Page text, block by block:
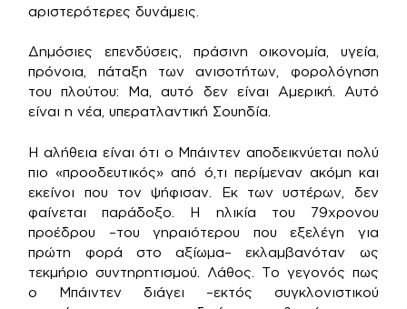
αριστερότερες δυνάμεις.
Δημόσιες επενδύσεις, πράσινη οικονομία, υγεία,
πρόνοια, πάταξη των ανισοτήτων, φορολόγηση
του πλούτου: Μα, αυτό δεν είναι Αμερική. Αυτό
είναι η νέα, υπερατλαντική Σουηδία.
Η αλήθεια είναι ότι ο Μπάιντεν αποδεικνύεται πολύ
πιο «προοδευτικός» από ό,τι περίμεναν ακόμη και
εκείνοι που τον ψήφισαν. Εκ των υστέρων, δεν
φαίνεται παράδοξο. Η ηλικία του 79χρονου
προέδρου –του γηραιότερου που εξελέγη για
πρώτη φορά στο αξίωμα– εκλαμβανόταν ως
τεκμήριο συντηρητισμού. Λάθος. Το γεγονός πως
ο Μπάιντεν διάγει –εκτός συγκλονιστικού